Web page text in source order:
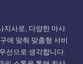
지사로, 다양한 마사
에 맞춰 맞춤형 서비
선으로 생각합니다.